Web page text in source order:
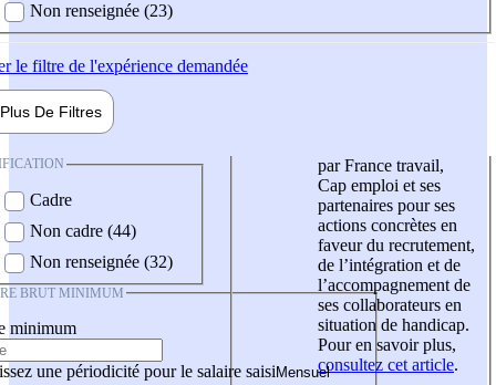
Non renseignée (23)
le filtre de l'expérience demandée
Plus De Filtres
Cadre
Non cadre (44)
Non renseignée (32)
BRUT MINIMUM
minimum
une périodicité pour le salaire saisi
par France travail,
Cap emploi et ses
partenaires pour ses
actions concrètes en
faveur du recrutement,
de l’intégration et de
l’accompagnement de
ses collaborateurs en
situation de handicap.
Pour en savoir plus,
consultez cet article.